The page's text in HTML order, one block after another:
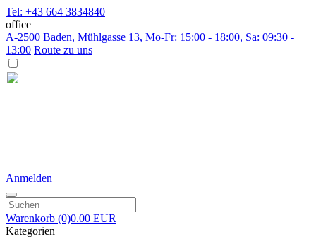
Tel: +43 664 3834840
office
A-2500 Baden, Mühlgasse 13, Mo-Fr: 15:00 - 18:00, Sa: 09:30 -
13:00 Route zu uns
Anmelden
Warenkorb (0)0.00 EUR
Kategorien